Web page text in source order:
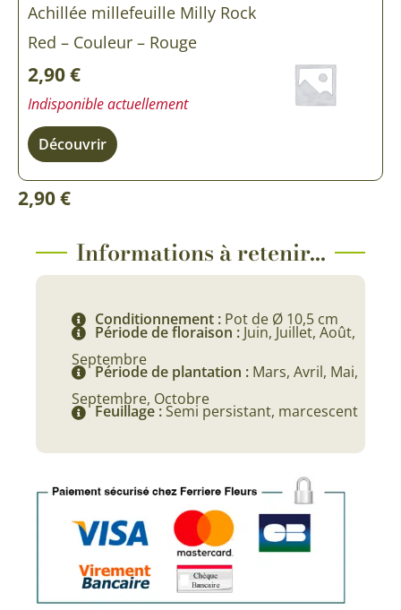
Achillée millefeuille Milly Rock
Red – Couleur – Rouge
2,90€
Indisponible actuellement
Découvrir
2,90€
Informations à retenir...
Conditionnement : Pot de Ø 10,5 cm
Période de floraison : Juin, Juillet, Août,
Septembre
Période de plantation : Mars, Avril, Mai,
Septembre, Octobre
Feuillage :Semi persistant, marcescent